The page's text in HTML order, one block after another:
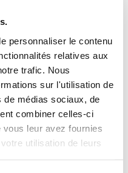
personnaliser le contenu
relatives aux
trafic. Nous
sur l'utilisation de
de médias sociaux, de
combiner celles-ci
leur avez fournies
utilisation de leurs
franchise)